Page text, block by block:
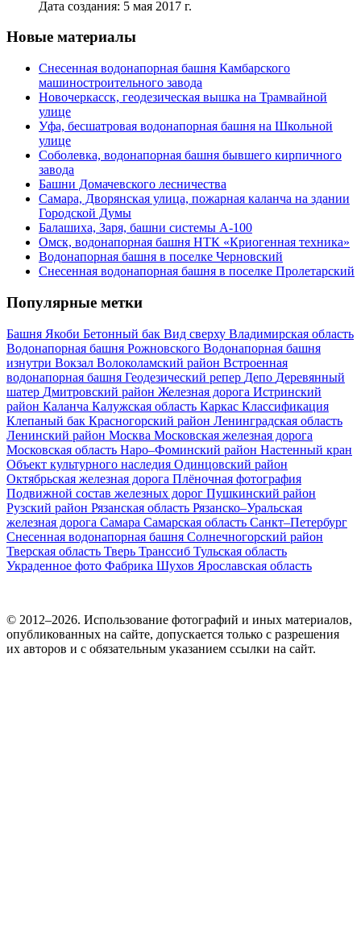
Дата создания: 5 мая 2017 г.
Новые материалы
Снесенная водонапорная башня Камбарского
машиностроительного завода
Новочеркасск, геодезическая вышка на Трамвайной
улице
Уфа, бесшатровая водонапорная башня на Школьной
улице
Соболевка, водонапорная башня бывшего кирпичного
завода
Башни Домачевского лесничества
Самара, Дворянская улица, пожарная каланча на здании
Городской Думы
Балашиха, Заря, башни системы А-100
Омск, водонапорная башня НТК «Криогенная техника»
Водонапорная башня в поселке Черновский
Снесенная водонапорная башня в поселке Пролетарский
Популярные метки
Башня Якоби Бетонный бак Вид сверху Владимирская область
Водонапорная башня Рожновского Водонапорная башня
изнутри Вокзал Волоколамский район Встроенная
водонапорная башня Геодезический репер Депо Деревянный
шатер Дмитровский район Железная дорога Истринский
район Каланча Калужская область Каркас Классификация
Клепаный бак Красногорский район Ленинградская область
Ленинский район Москва Московская железная дорога
Московская область Наро–Фоминский район Настенный кран
Объект культурного наследия Одинцовский район
Октябрьская железная дорога Плёночная фотография
Подвижной состав железных дорог Пушкинский район
Рузский район Рязанская область Рязанско–Уральская
железная дорога Самара Самарская область Санкт–Петербург
Снесенная водонапорная башня Солнечногорский район
Тверская область Тверь Транссиб Тульская область
Украденное фото Фабрика Шухов Ярославская область
© 2012–2026. Использование фотографий и иных материалов,
опубликованных на сайте, допускается только с разрешения
их авторов и c обязательным указанием ссылки на сайт.